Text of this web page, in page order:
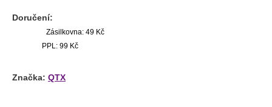
Doručení:
Zásilkovna: 49 Kč
PPL: 99 Kč
Značka: QTX